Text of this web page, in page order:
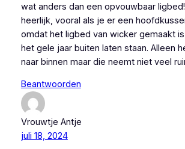
wat anders dan een opvouwbaar
heerlijk, vooral als je er een
omdat het ligbed van wicker gemaakt
het gele jaar buiten laten staan. Alleen
naar binnen maar die neemt niet veel
Beantwoorden
Vrouwtje Antje
juli 18, 2024